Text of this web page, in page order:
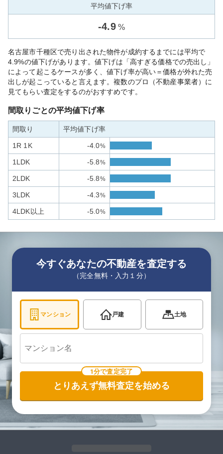
平均値下げ率
-4.9 %
名古屋市千種区で売り出された物件が成約するまでには平均で
4.9%の値下げがあります。値下げは「高すぎる価格での売出し」
によって起こるケースが多く、値下げ率が高い＝価格が外れた売
出しが起こっていると言えます。複数のプロ（不動産事業者）に
見てもらい査定をするのがおすすめです。
間取りごとの平均値下げ率
間取り 平均値下げ率
1R 1K -4.0%
1LDK -5.8%
2LDK -5.8%
3LDK -4.3%
4LDK以上 -5.0%
今すぐあなたの不動産を査定する
（完全無料・入力１分）
マンション 戸建 土地
1分で査定完了
とりあえず無料査定を始める